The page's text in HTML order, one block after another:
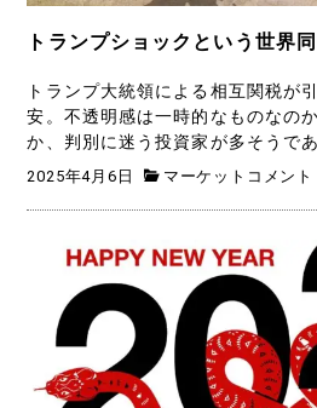
トランプショックという世界
トランプ大統領による相互関税が
安。不透明感は一時的なものなの
か、判別に迷う投資家が多そうであ
2025年4月6日 マーケットコメント